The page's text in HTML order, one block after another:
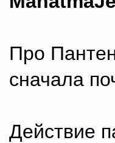
Про
сначала
Действие